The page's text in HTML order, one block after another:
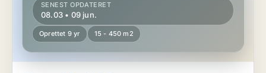
SENEST OPDATERET
08.03 • 09 jun.
Oprettet 9 yr 15 - 450 m2